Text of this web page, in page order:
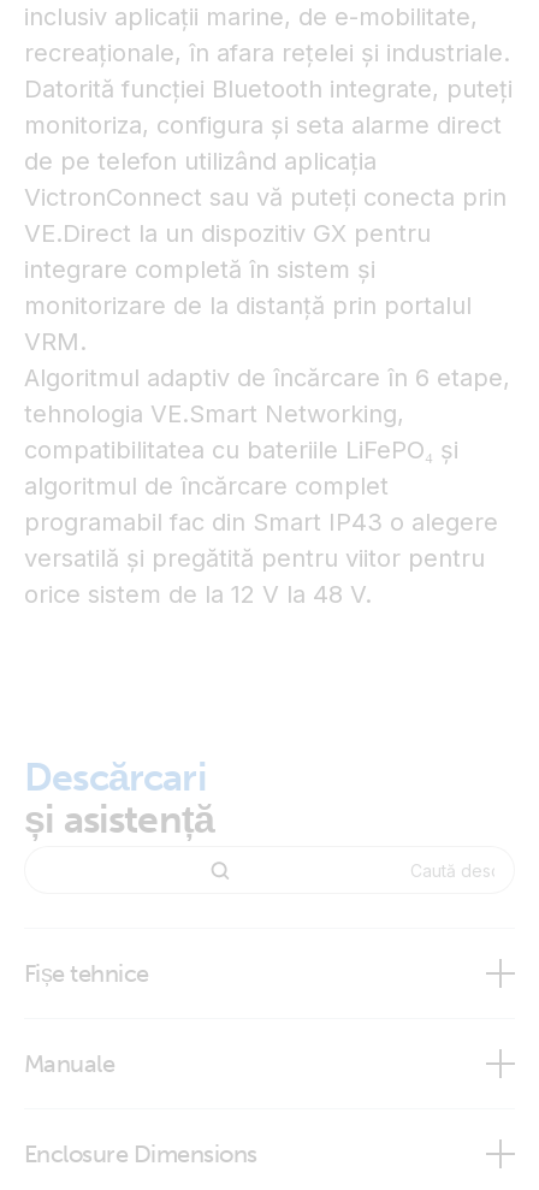
inclusiv aplicații marine, de e-mobilitate,
recreaționale, în afara rețelei și industriale.
Datorită funcției Bluetooth integrate, puteți
monitoriza, configura și seta alarme direct
de pe telefon utilizând aplicația
VictronConnect sau vă puteți conecta prin
VE.Direct la un dispozitiv GX pentru
integrare completă în sistem și
monitorizare de la distanță prin portalul
VRM.
Algoritmul adaptiv de încărcare în 6 etape,
tehnologia VE.Smart Networking,
compatibilitatea cu bateriile LiFePO₄ și
algoritmul de încărcare complet
programabil fac din Smart IP43 o alegere
versatilă și pregătită pentru viitor pentru
orice sistem de la 12 V la 48 V.
Descărcari
și asistență
Fișe tehnice
Manuale
Enclosure Dimensions